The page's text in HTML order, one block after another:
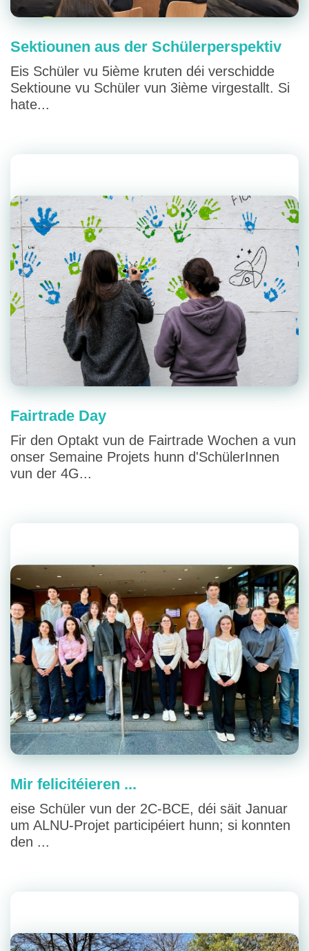
Sektiounen aus der Schülerperspektiv
Eis Schüler vu 5ième kruten déi verschidde
Sektioune vu Schüler vun 3ième virgestallt. Si
hate...
Fairtrade Day
Fir den Optakt vun de Fairtrade Wochen a vun
onser Semaine Projets hunn d'SchülerInnen
vun der 4G...
Mir felicitéieren ...
eise Schüler vun der 2C-BCE, déi säit Januar
um ALNU-Projet participéiert hunn; si konnten
den ...